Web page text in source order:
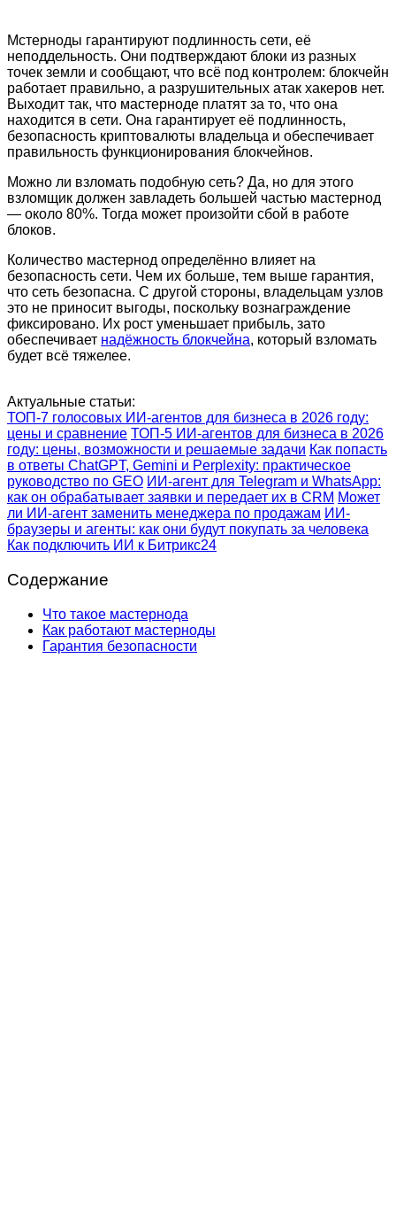
Мстерноды гарантируют подлинность сети, её
неподдельность. Они подтверждают блоки из разных
точек земли и сообщают, что всё под контролем: блокчейн
работает правильно, а разрушительных атак хакеров нет.
Выходит так, что мастерноде платят за то, что она
находится в сети. Она гарантирует её подлинность,
безопасность криптовалюты владельца и обеспечивает
правильность функционирования блокчейнов.
Можно ли взломать подобную сеть? Да, но для этого
взломщик должен завладеть большей частью мастернод
— около 80%. Тогда может произойти сбой в работе
блоков.
Количество мастернод определённо влияет на
безопасность сети. Чем их больше, тем выше гарантия,
что сеть безопасна. С другой стороны, владельцам узлов
это не приносит выгоды, поскольку вознаграждение
фиксировано. Их рост уменьшает прибыль, зато
обеспечивает надёжность блокчейна, который взломать
будет всё тяжелее.
Актуальные статьи:
ТОП-7 голосовых ИИ-агентов для бизнеса в 2026 году:
цены и сравнение ТОП-5 ИИ-агентов для бизнеса в 2026
году: цены, возможности и решаемые задачи Как попасть
в ответы ChatGPT, Gemini и Perplexity: практическое
руководство по GEO ИИ-агент для Telegram и WhatsApp:
как он обрабатывает заявки и передает их в CRM Может
ли ИИ-агент заменить менеджера по продажам ИИ-
браузеры и агенты: как они будут покупать за человека
Как подключить ИИ к Битрикс24
Содержание
Что такое мастернода
Как работают мастерноды
Гарантия безопасности